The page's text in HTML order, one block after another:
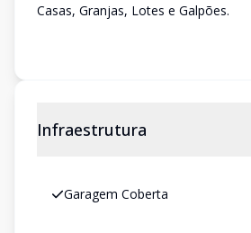
Casas, Granjas, Lotes e Galpões.
Infraestrutura
Garagem Coberta